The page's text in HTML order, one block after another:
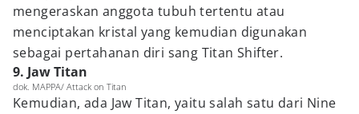
mengeraskan anggota tubuh tertentu atau
menciptakan kristal yang kemudian digunakan
sebagai pertahanan diri sang Titan Shifter.
9. Jaw Titan
dok. MAPPA/ Attack on Titan
Kemudian, ada Jaw Titan, yaitu salah satu dari Nine